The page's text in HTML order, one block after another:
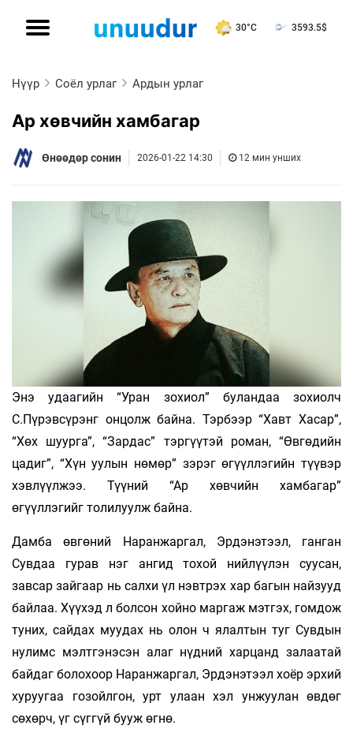
30°C 3593.5$
Нүүр Соёл урлаг Ардын урлаг
Ар хөвчийн хамбагар
Өнөөдөр сонин 2026-01-22 14:30 12 мин унших
Энэ удаагийн “Уран зохиол” буландаа зохиолч
С.Пүрэвсүрэнг онцолж байна. Тэрбээр “Хавт Хасар”,
“Хөх шуурга”, “Зардас” тэргүүтэй роман, “Өвгөдийн
цадиг”, “Хүн уулын нөмөр” зэрэг өгүүллэгийн түүвэр
хэвлүүлжээ. Түүний “Ар хөвчийн хамбагар”
өгүүллэгийг толилуулж байна.
Дамба өвгөний Наранжаргал, Эрдэнэтээл, ганган
Сувдаа гурав нэг ангид тохой нийлүүлэн суусан,
завсар зайгаар нь салхи үл нэвтрэх хар багын найзууд
байлаа. Хүүхэд л болсон хойно маргаж мэтгэх, гомдож
туних, сайдах муудах нь олон ч ялалтын туг Сувдын
нулимс мэлтгэнэсэн алаг нүдний харцанд залаатай
байдаг болохоор Наранжаргал, Эрдэнэтээл хоёр эрхий
хуруугаа гозойлгон, урт улаан хэл унжуулан өвдөг
сөхөрч, үг сүггүй бууж өгнө.